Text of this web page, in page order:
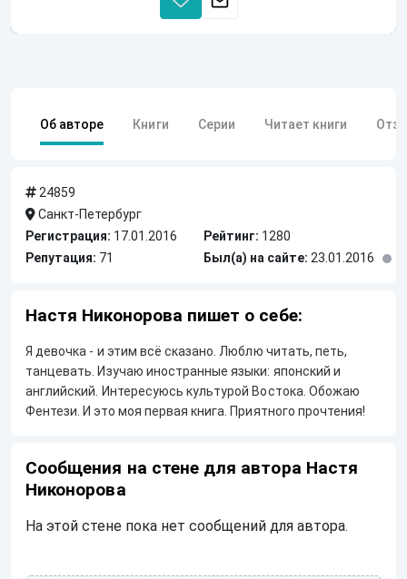
Об авторе Книги Серии Читает книги
24859
Санкт-Петербург
Регистрация: 17.01.2016 Рейтинг: 1280
Репутация: 71 Был(а) на сайте: 23.01.2016
Настя Никонорова пишет о себе:
Я девочка - и этим всё сказано. Люблю читать, петь,
танцевать. Изучаю иностранные языки: японский и
английский. Интересуюсь культурой Востока. Обожаю
Фентези. И это моя первая книга. Приятного прочтения!
Сообщения на стене для автора Настя
Никонорова
На этой стене пока нет сообщений для автора.